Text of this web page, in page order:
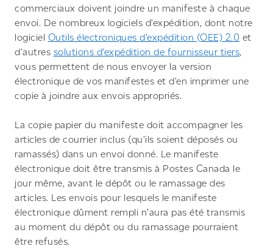
commerciaux doivent joindre un manifeste à chaque
envoi. De nombreux logiciels d’expédition, dont notre
logiciel Outils électroniques d’expédition (OEE) 2.0 et
d’autres solutions d’expédition de fournisseur tiers,
vous permettent de nous envoyer la version
électronique de vos manifestes et d’en imprimer une
copie à joindre aux envois appropriés.
La copie papier du manifeste doit accompagner les
articles de courrier inclus (qu’ils soient déposés ou
ramassés) dans un envoi donné. Le manifeste
électronique doit être transmis à Postes Canada le
jour même, avant le dépôt ou le ramassage des
articles. Les envois pour lesquels le manifeste
électronique dûment rempli n’aura pas été transmis
au moment du dépôt ou du ramassage pourraient
être refusés.